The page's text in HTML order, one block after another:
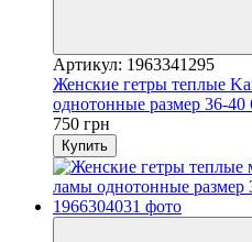
Артикул: 1963341295
Женские гетры теплые
однотонные размер 36-
750 грн
Купить